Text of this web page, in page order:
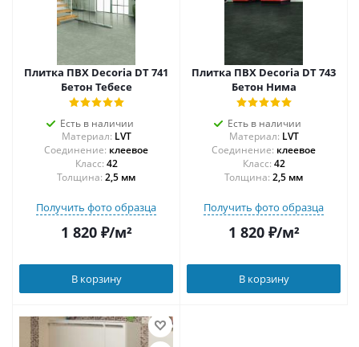
Плитка ПВХ Decoria DT 741
Бетон Тебесе
Есть в наличии
Материал: LVT
Соединение: клеевое
42
Толщина: 2,5 мм
Получить фото образца
1 820₽/м²
В корзину
Плитка ПВХ Decoria DT 743
Бетон Нима
Есть в наличии
Материал: LVT
Соединение: клеевое
42
Толщина: 2,5 мм
Получить фото образца
1 820₽/м²
В корзину